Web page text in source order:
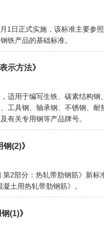
1日正式实施，该标准主要参
铁产品的基础标准。
示方法》
适用于编写生铁、碳素结构钢
工具钢、轴承钢、不锈钢、
有关专用钢等产品牌号。
(2)》
2部分：热轧带肋钢筋》新标
土用热轧带肋钢筋》。
(1)》